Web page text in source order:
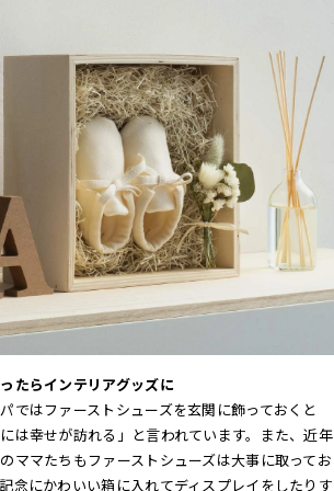
たらインテリアグッズに
ではファーストシューズを玄関に飾っておくと
には幸せが訪れる」と言われています。また、近年
ママたちもファーストシューズは大事に取ってお
念にかわいい箱に入れてディスプレイをしたりす